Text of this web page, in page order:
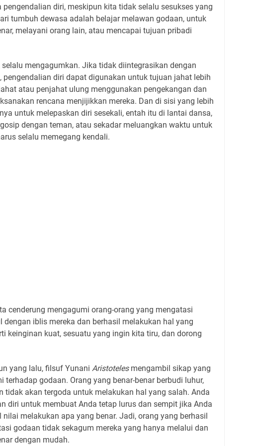
diri, meskipun kita tidak selalu sesukses yang
tumbuh dewasa adalah belajar melawan godaan, untuk
melayani orang lain, atau mencapai tujuan pribadi
mengagumkan. Jika tidak diintegrasikan dengan
pengendalian diri dapat digunakan untuk tujuan jahat lebih
atau penjahat ulung menggunakan pengekangan dan
rencana menjijikkan mereka. Dan di sisi yang lebih
untuk melepaskan diri sesekali, entah itu di lantai dansa,
dengan teman, atau sekadar meluangkan waktu untuk
selalu memegang kendali.
cenderung mengagumi orang-orang yang mengatasi
dengan iblis mereka dan berhasil melakukan hal yang
keinginan kuat, sesuatu yang ingin kita tiru, dan dorong
yang lalu, filsuf Yunani Aristotelesmengambil sikap yang
terhadap godaan. Orang yang benar-benar berbudi luhur,
tidak akan tergoda untuk melakukan hal yang salah. Anda
diri untuk membuat Anda tetap lurus dan sempit jika Anda
nilai melakukan apa yang benar. Jadi, orang yang berhasil
godaan tidak sekagum mereka yang hanya melalui dan
dengan mudah.